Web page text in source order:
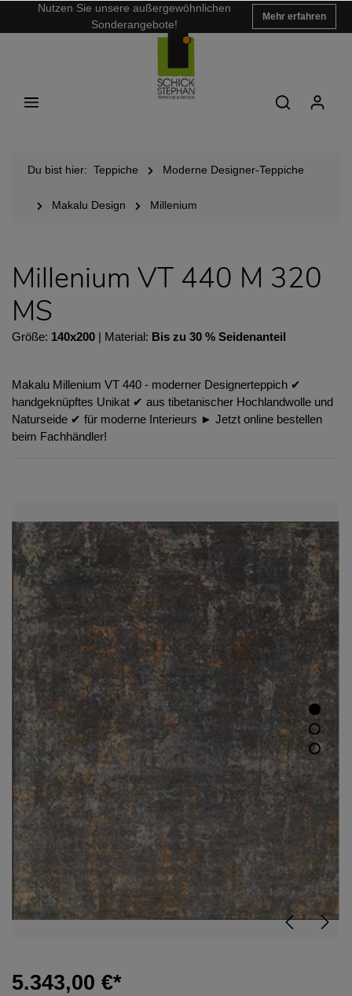
Nutzen Sie unsere außergewöhnlichen
Sonderangebote!
Mehr erfahren
Du bist hier: Teppiche Moderne Designer-Teppiche
Makalu Design Millenium
Millenium VT 440 M 320
MS
Größe: 140x200 | Material: Bis zu 30 % Seidenanteil
Makalu Millenium VT 440 - moderner Designerteppich ✔︎
handgeknüpftes Unikat ✔︎ aus tibetanischer Hochlandwolle und
Naturseide ✔︎ für moderne Interieurs ► Jetzt online bestellen
beim Fachhändler!
5.343,00 €*